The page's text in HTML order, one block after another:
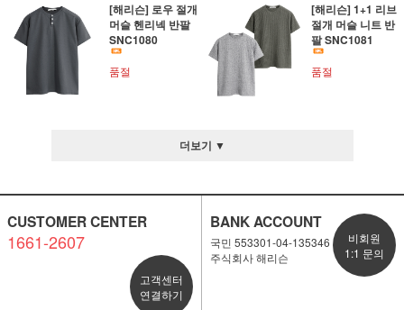
[해리슨] 로우 절개
머슬 헨리넥 반팔
SNC1080
품절
[해리슨] 1+1 리브
절개 머슬 니트 반
팔 SNC1081
품절
더보기 ▼
CUSTOMER CENTER
1661-2607
고객센터
연결하기
BANK ACCOUNT
국민 553301-04-135346
주식회사 해리슨
비회원
1:1 문의